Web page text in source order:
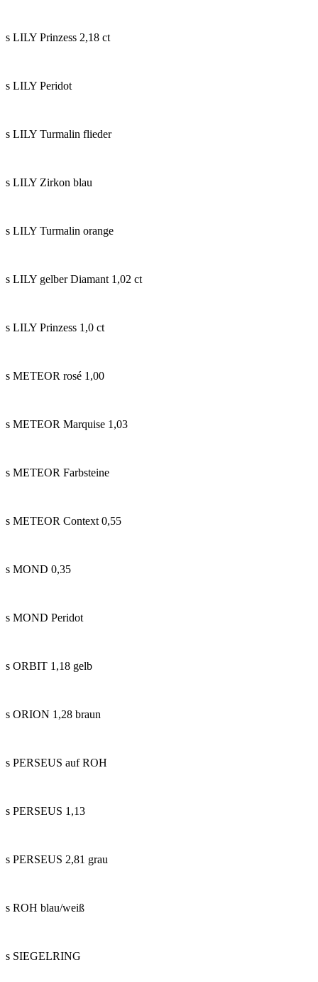
s LILY Prinzess 2,18 ct
s LILY Peridot
s LILY Turmalin flieder
s LILY Zirkon blau
s LILY Turmalin orange
s LILY gelber Diamant 1,02 ct
s LILY Prinzess 1,0 ct
s METEOR rosé 1,00
s METEOR Marquise 1,03
s METEOR Farbsteine
s METEOR Context 0,55
s MOND 0,35
s MOND Peridot
s ORBIT 1,18 gelb
s ORION 1,28 braun
s PERSEUS auf ROH
s PERSEUS 1,13
s PERSEUS 2,81 grau
s ROH blau/weiß
s SIEGELRING